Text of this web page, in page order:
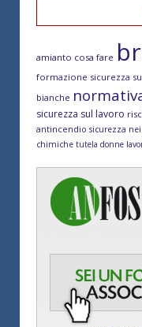
amianto cosa fare
formazione sicurezza
bianche
sicurezza sul lavoro
antincendio sicurezza
chimiche tutela donne